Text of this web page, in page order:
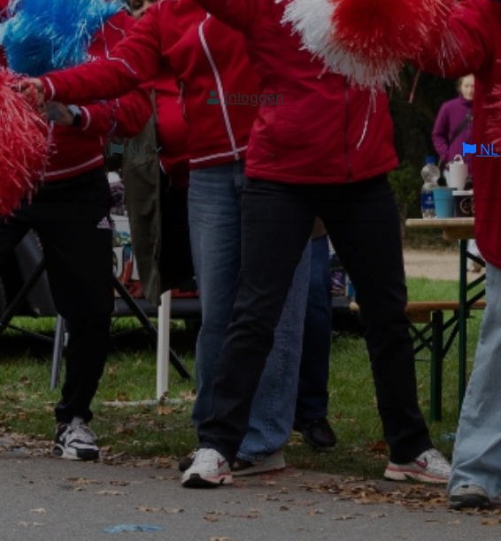
Inloggen
NL NL